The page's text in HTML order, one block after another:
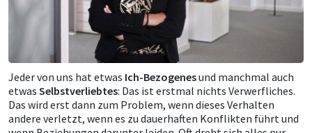
Jeder von uns hat etwas Ich-Bezogenesund manchmal auch
etwas Selbstverliebtes: Das ist erstmal nichts Verwerfliches.
Das wird erst dann zum Problem, wenn dieses Verhalten
andere verletzt, wenn es zu dauerhaften Konflikten führt und